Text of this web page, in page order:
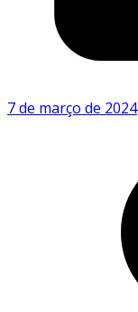
7 de março de 2024